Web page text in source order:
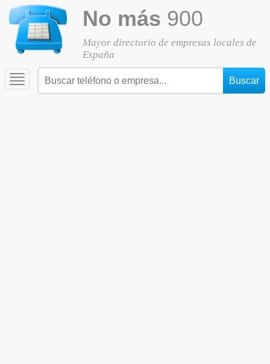
No más 900
Mayor directorio de empresas locales de
España
Toggle
navigation